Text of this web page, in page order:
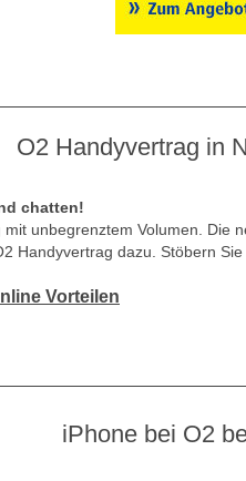
O2 Handyvertrag in
chatten!
unbegrenztem Volumen. Die
Handyvertrag dazu. Stöbern
Vorteilen
iPhone bei O2